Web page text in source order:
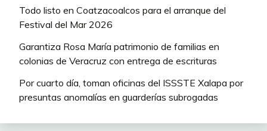
Todo listo en Coatzacoalcos para el arranque del
Festival del Mar 2026
Garantiza Rosa María patrimonio de familias en
colonias de Veracruz con entrega de escrituras
Por cuarto día, toman oficinas del ISSSTE Xalapa por
presuntas anomalías en guarderías subrogadas